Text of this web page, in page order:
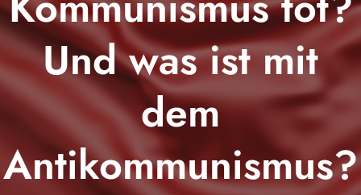
Und was ist mit
dem
Antikommunismus?